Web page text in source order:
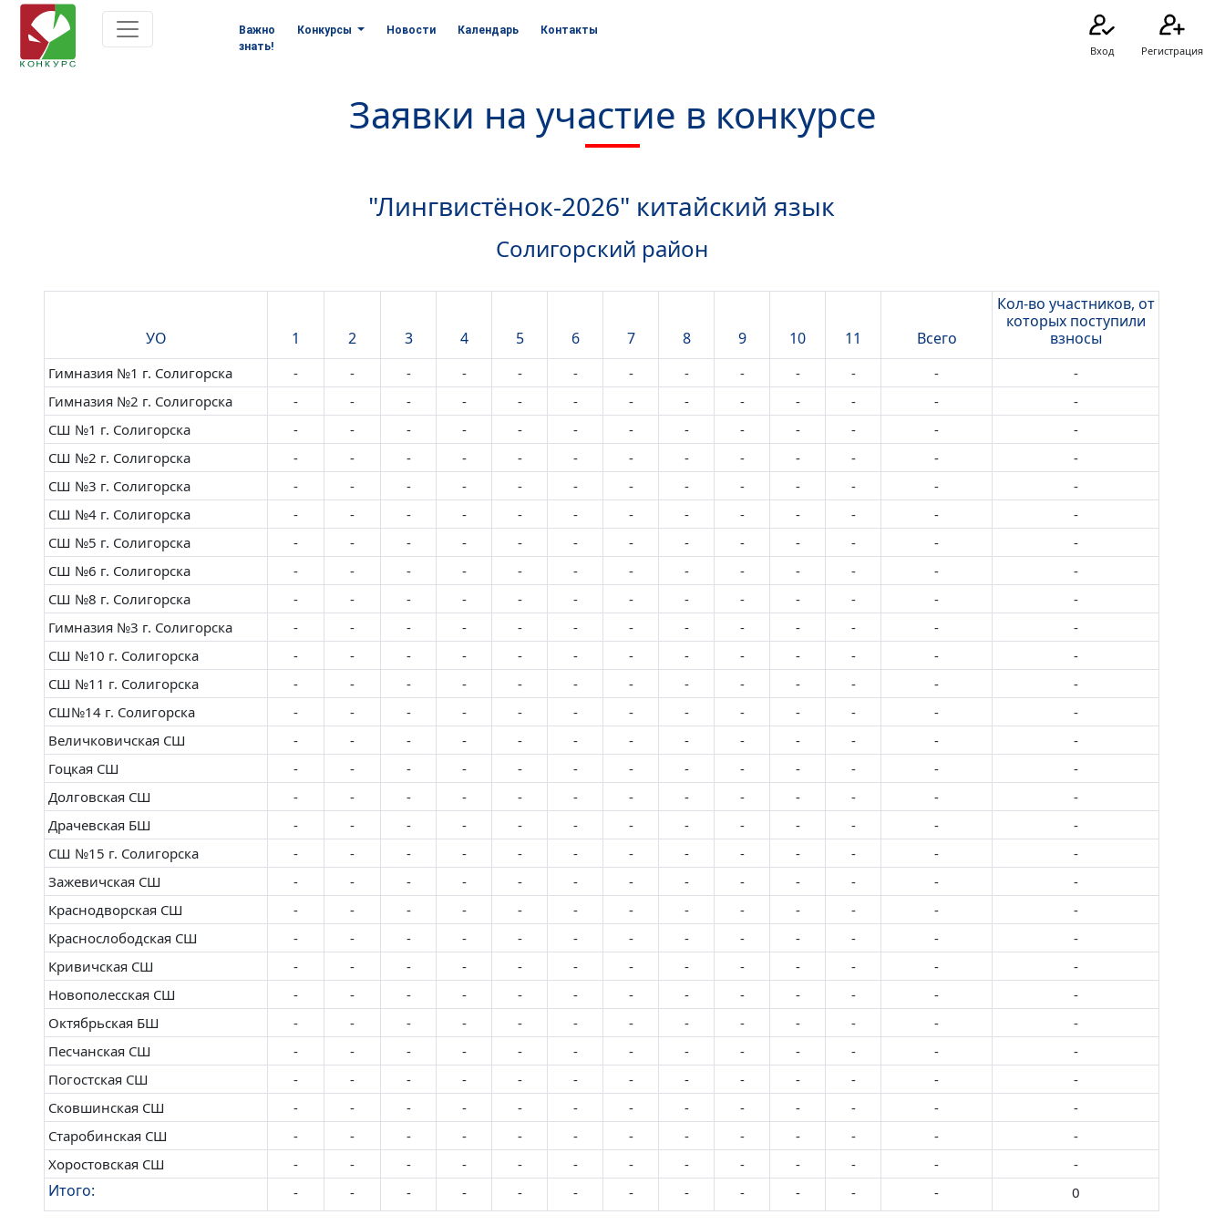
Важно
знать!
Конкурсы Новости Календарь Контакты
Вход Регистрация
Заявки на участие в конкурсе
"Лингвистёнок-2026" китайский язык
Солигорский район
УО 1 2 3 4 5 6 7 8 9 10 11 Всего
Кол-во участников, от
которых поступили
взносы
Гимназия №1 г. Солигорска - - - - - - - - - - - -
-
Гимназия №2 г. Солигорска
- - - - - - - - - - - -
-
СШ №1 г. Солигорска
- - - - - - - - - - - -
-
СШ №2 г. Солигорска
- - - - - - - - - - - -
-
СШ №3 г. Солигорска
- - - - - - - - - - - -
-
СШ №4 г. Солигорска
- - - - - - - - - - - -
-
СШ №5 г. Солигорска
- - - - - - - - - - - -
-
СШ №6 г. Солигорска
- - - - - - - - - - - -
-
СШ №8 г. Солигорска
- - - - - - - - - - - -
-
Гимназия №3 г. Солигорска
- - - - - - - - - - - -
-
СШ №10 г. Солигорска
- - - - - - - - - - - -
-
СШ №11 г. Солигорска
- - - - - - - - - - - -
-
СШ№14 г. Солигорска
- - - - - - - - - - - -
-
Величковичская СШ
- - - - - - - - - - - -
-
Гоцкая СШ
- - - - - - - - - - - -
-
Долговская СШ
- - - - - - - - - - - -
-
Драчевская БШ
- - - - - - - - - - - -
-
СШ №15 г. Солигорска
- - - - - - - - - - - -
-
Зажевичская СШ
- - - - - - - - - - - -
-
Краснодворская СШ
- - - - - - - - - - - -
-
Краснослободская СШ
- - - - - - - - - - - -
-
Кривичская СШ
- - - - - - - - - - - -
-
Новополесская СШ
- - - - - - - - - - - -
-
Октябрьская БШ
- - - - - - - - - - - -
-
Песчанская СШ
- - - - - - - - - - - -
-
Погостская СШ
- - - - - - - - - - - -
-
Сковшинская СШ
- - - - - - - - - - - -
-
Старобинская СШ
- - - - - - - - - - - -
-
Хоростовская СШ
- - - - - - - - - - - - -
Итого: - - - - - - - - - - - - 0